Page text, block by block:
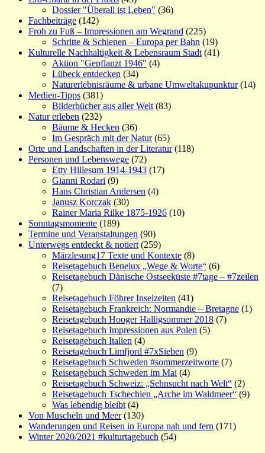
Dossier "Überall ist Leben" (36)
Fachbeiträge (142)
Froh zu Fuß – Impressionen am Wegrand (225)
Schritte & Schienen – Europa per Bahn (19)
Kulturelle Nachhaltigkeit & Lebensraum Stadt (41)
Aktion "Gepflanzt 1946" (4)
Lübeck entdecken (34)
Naturerlebnisräume & urbane Umweltakupunktur(14)
Medien-Tipps (381)
Bilderbücher aus aller Welt (83)
Natur erleben (232)
Bäume & Hecken (36)
Im Gespräch mit der Natur(65)
Orte und Landschaften in der Literatur(118)
Personen und Lebenswege (72)
Etty Hillesum 1914-1943 (17)
Gianni Rodari (9)
Hans Christian Andersen (4)
Janusz Korczak (30)
Rainer Maria Rilke 1875-1926 (10)
Sonntagsmomente (189)
Termine und Veranstaltungen (90)
Unterwegs entdeckt & notiert (259)
Märzlesung17 Texte und Kontexte (8)
Reisetagebuch Benelux „Wege & Worte“ (6)
Reisetagebuch Dänische Ostseeküste #7tage – #7zeilen
(7)
Reisetagebuch Föhrer Inselzeiten (41)
Reisetagebuch Frankreich: Normandie – Bretagne (1)
Reisetagebuch Hooger Halligsommer 2018 (7)
Reisetagebuch Impressionen aus Polen (5)
Reisetagebuch Italien (4)
Reisetagebuch Limfjord #7xSieben (9)
Reisetagebuch Schweden #sommerzeitworte (7)
Reisetagebuch Schweden im Mai (4)
Reisetagebuch Schweiz: „Sehnsucht nach Welt“ (2)
Reisetagebuch Tschechien „Arche im Waldmeer“ (9)
Was lebendig bleibt (4)
Von Muscheln und Meer(130)
Wanderungen und Reisen in Europa nah und fern (171)
Winter 2020/2021 #kulturtagebuch (54)